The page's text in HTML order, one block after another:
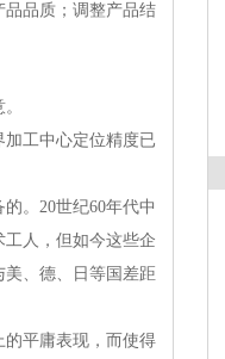
品质；调整产品结
工中心定位精度已
。20世纪60年代中
人，但如今这些企
、德、日等国差距
平庸表现，而使得